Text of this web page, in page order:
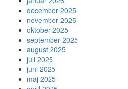
december 2025
november 2025
oktober 2025
september 2025
august 2025
juli 2025
juni 2025
maj 2025